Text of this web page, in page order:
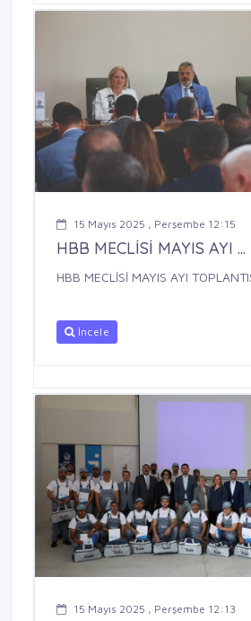
15 Mayıs 2025 , Perşembe 12:15
HBB MECLİSİ MAYIS AYI ...
HBB MECLİSİ MAYIS AYI
İncele
15 Mayıs 2025 , Perşembe 12:13